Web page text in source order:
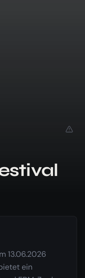
13.06.2026
ein